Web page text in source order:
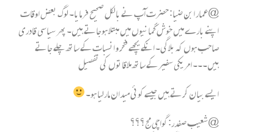
@عمار ابن ضیا: حضرت آپ نے بالکل صحیح فرمایا۔ لوگ بعض اوقات
اپنے بارے میں خوش گمانیوں میں مبتلا ہوجاتے ہیں۔ پھر سیاسی قادری
صاحب ہوں کہ بلاگی۔ انکے یچھے فخر و انسبات کے ساتھ چلے جاتے
ہیں۔۔۔ امریکی سفیر کے ساتھ ملاقاتوں کی تفصیل
ایسے بیان کرتے ہیں جیسے کوئی میدان مارلیا ہو۔
@شعیب صفدر: گواچی مج؟؟؟